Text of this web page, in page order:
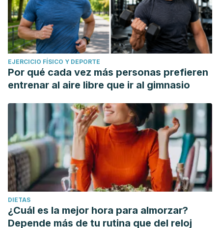
EJERCICIO FÍSICO Y DEPORTE
Por qué cada vez más personas prefieren
entrenar al aire libre que ir al gimnasio
DIETAS
¿Cuál es la mejor hora para almorzar?
Depende más de tu rutina que del reloj